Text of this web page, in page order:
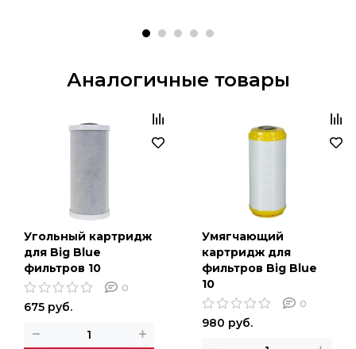
Аналогичные товары
Угольный картридж
для Big Blue
фильтров 10
0
675 руб.
Умягчающий
картридж для
фильтров Big Blue
10
0
980 руб.